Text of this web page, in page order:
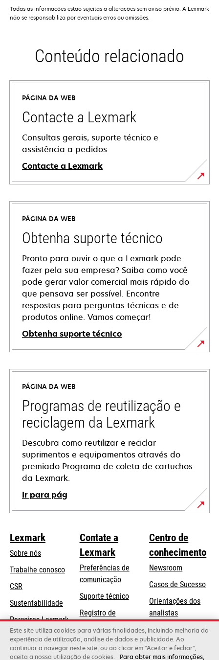
Todas as informações estão sujeitas a alterações sem aviso prévio. A Lexmark
não se responsabiliza por eventuais erros ou omissões.
Conteúdo relacionado
PÁGINA DA WEB
Contacte a Lexmark
Consultas gerais, suporte técnico e
assistência a pedidos
Contacte a Lexmark
PÁGINA DA WEB
Obtenha suporte técnico
Pronto para ouvir o que a Lexmark pode
fazer pela sua empresa? Saiba como você
pode gerar valor comercial mais rápido do
que pensava ser possível. Encontre
respostas para perguntas técnicas e de
produtos online. Vamos começar!
Obtenha suporte técnico
abre
em
nova
guia
PÁGINA DA WEB
Programas de reutilização e
reciclagem da Lexmark
Descubra como reutilizar e reciclar
suprimentos e equipamentos através do
premiado Programa de coleta de cartuchos
da Lexmark.
Ir para pág
Lexmark
Sobre nós
Trabalhe conosco
CSR
Sustentabilidade
Parceiros Lexmark
Contate a
Lexmark
Preferências de
comunicação
Suporte técnicoabre
uma
nova
guia
Registro de
produtos
Onde comprar
Centro de
conhecimento
Newsroom
Casos de Sucesso
Orientações dos
analistas
Blog Lexmark
Este site utiliza cookies para várias finalidades, incluindo melhoria da
experiência de utilização, análise de dados e publicidade. Ao
continuar a navegar neste site, ou ao clicar em "Aceitar e fechar",
aceita a nossa utilização de cookies.
Para obter mais informações,